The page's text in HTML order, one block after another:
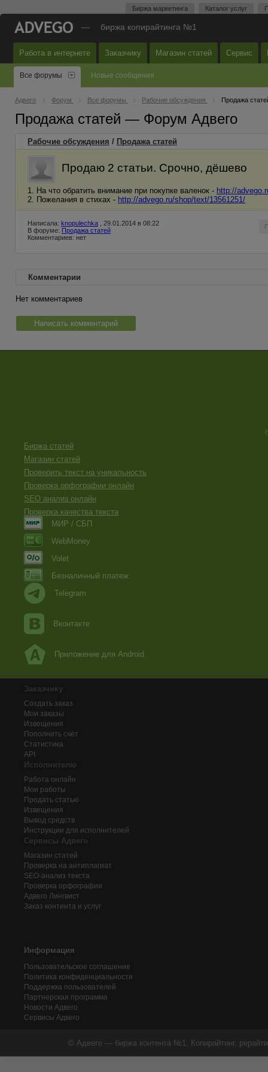
Биржа маркетинга Каталог услуг
— биржа копирайтинга №1
Работа в интернете Заказчику Магазин статей Сервис
Все форумы Новые сообщения
Адвего Форум Все форумы Рабочие обсуждения Продажа
Продажа статей — Форум Адвего
Рабочие обсуждения / Продажа статей
Продаю 2 статьи. Срочно, дёшево
1. На что обратить внимание при покупке валенок - http://
2. Пожелания в стихах - http://advego.ru/shop/text/13561251/
Написала: knopulechka , 29.01.2014 в 08:22
В форуме: Продажа статей
Комментариев: нет
Комментарии
Нет комментариев
Написать комментарий
Биржа статей
Магазин статей
Проверить текст на уникальность
Проверка орфографии онлайн
SEO анализ онлайн
Проверка качества текста
МИР / СБП
WebMoney
Volet
Безналичный платеж
Telegram
Вконтакте
Приложение для Android
Заказчику
Создать заказ
Мои заказы
Извещения
Пополнить счёт
Статистика
API
Исполнителю
Работа онлайн
Мои работы
Продать статью
Извещения
Вывод средств
Инструкции для исполнителей
Сервисы Адвего
Магазин статей
Проверка на антиплагиат
SEO-анализ текста
Проверка орфографии
Адвего Лингвист
Заказ контента и услуг
Информация
Пользовательское соглашение
Политика конфиденциальности
Поддержка пользователей
Партнерская программа
Новости Адвего
Сервисы Адвего
© Адвего — биржа контента №1. Копирайтинг,